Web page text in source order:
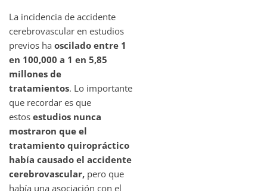
La incidencia de accidente
cerebrovascular en estudios
previos ha oscilado entre 1
en 100,000 a 1 en 5,85
millones de
tratamientos. Lo importante
que recordar es que
estos estudios nunca
mostraron que el
tratamiento quiropráctico
había causado el accidente
cerebrovascular, pero que
había una asociación con el